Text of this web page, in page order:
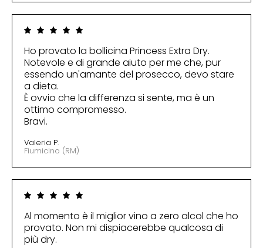
Ho provato la bollicina Princess Extra Dry.
Notevole e di grande aiuto per me che, pur
essendo un'amante del prosecco, devo stare
a dieta.
È ovvio che la differenza si sente, ma è un
ottimo compromesso.
Bravi.
Valeria P.
Fiumicino (RM)
Al momento è il miglior vino a zero alcol che ho
provato. Non mi dispiacerebbe qualcosa di
più dry.